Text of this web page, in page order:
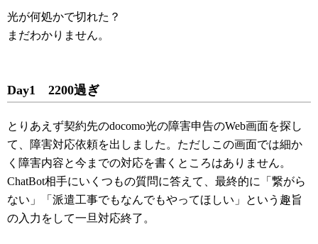
光が何処かで切れた？
まだわかりません。
Day1 2200過ぎ
とりあえず契約先のdocomo光の障害申告のWeb画面を探し
て、障害対応依頼を出しました。ただしこの画面では細か
く障害内容と今までの対応を書くところはありません。
ChatBot相手にいくつもの質問に答えて、最終的に「繋がら
ない」「派遣工事でもなんでもやってほしい」という趣旨
の入力をして一旦対応終了。